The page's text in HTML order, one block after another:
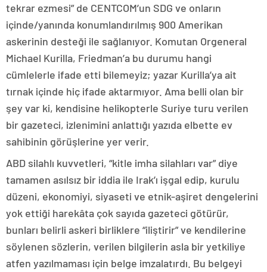
tekrar ezmesi” de CENTCOM’un SDG ve onların
içinde/yanında konumlandırılmış 900 Amerikan
askerinin desteği ile sağlanıyor. Komutan Orgeneral
Michael Kurilla, Friedman’a bu durumu hangi
cümlelerle ifade etti bilemeyiz; yazar Kurilla’ya ait
tırnak içinde hiç ifade aktarmıyor. Ama belli olan bir
şey var ki, kendisine helikopterle Suriye turu verilen
bir gazeteci, izlenimini anlattığı yazıda elbette ev
sahibinin görüşlerine yer verir.
ABD silahlı kuvvetleri, “kitle imha silahları var” diye
tamamen asılsız bir iddia ile Irak’ı işgal edip, kurulu
düzeni, ekonomiyi, siyaseti ve etnik-aşiret dengelerini
yok ettiği harekâta çok sayıda gazeteci götürür,
bunları belirli askeri birliklere “iliştirir” ve kendilerine
söylenen sözlerin, verilen bilgilerin asla bir yetkiliye
atfen yazılmaması için belge imzalatırdı. Bu belgeyi